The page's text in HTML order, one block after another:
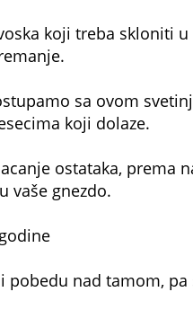
koji treba skloniti
sa ovom
koji dolaze.
ostataka, prema
vaše gnezdo.
pobedu nad tamom, pa